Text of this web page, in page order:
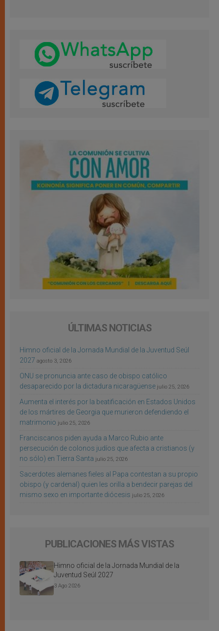
ÚLTIMAS NOTICIAS
Himno oficial de la Jornada Mundial de la Juventud Seúl
2027 agosto 3, 2026
ONU se pronuncia ante caso de obispo católico
desaparecido por la dictadura nicaragüense julio 25, 2026
Aumenta el interés por la beatificación en Estados Unidos
de los mártires de Georgia que murieron defendiendo el
matrimonio julio 25, 2026
Franciscanos piden ayuda a Marco Rubio ante
persecución de colonos judíos que afecta a cristianos (y
no sólo) en Tierra Santa julio 25, 2026
Sacerdotes alemanes fieles al Papa contestan a su propio
obispo (y cardenal) quien les orilla a bendecir parejas del
mismo sexo en importante diócesis julio 25, 2026
PUBLICACIONES MÁS VISTAS
Himno oficial de la Jornada Mundial de la
Juventud Seúl 2027
3 Ago 2026